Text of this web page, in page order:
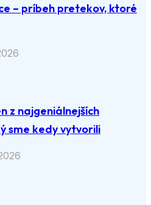
– príbeh pretekov, ktoré
z najgeniálnejších
sme kedy vytvorili